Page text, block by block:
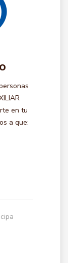
en tu
a que: